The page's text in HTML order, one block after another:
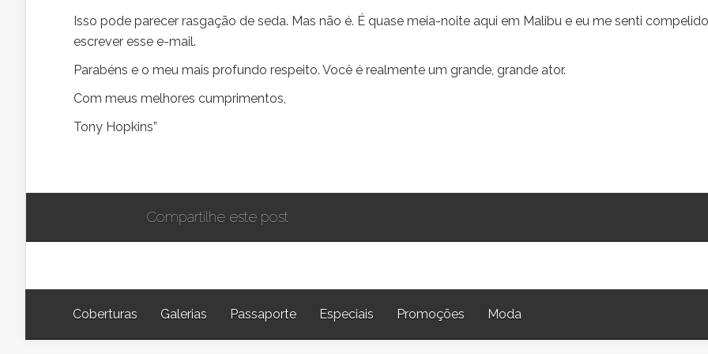
Isso pode parecer rasgação de seda. Mas não é. É quase meia-noite aqui em Malibu e eu me senti
escrever esse e-mail.
Parabéns e o meu mais profundo respeito. Você é realmente um grande, grande ator.
Com meus melhores cumprimentos,
Tony Hopkins”
Compartilhe este post
Coberturas Galerias Passaporte Especiais Promoções Moda